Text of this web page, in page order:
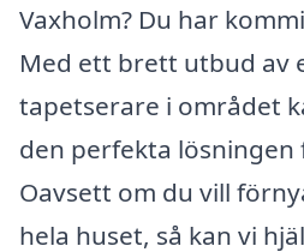
Vaxholm? Du har
Med ett brett utbud av
tapetserare i området
den perfekta lösningen
Oavsett om du vill
hela huset, så kan vi